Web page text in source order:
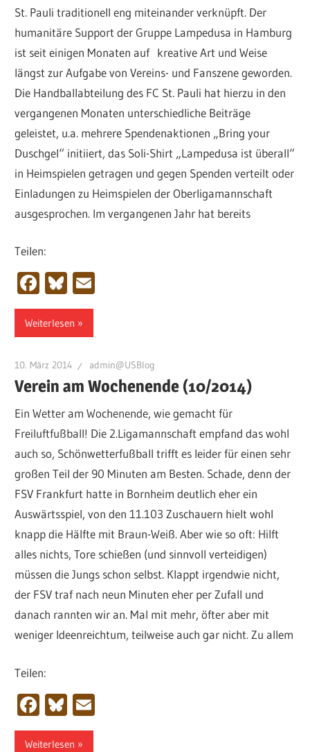
St. Pauli traditionell eng miteinander verknüpft. Der
humanitäre Support der Gruppe Lampedusa in Hamburg
ist seit einigen Monaten auf kreative Art und Weise
längst zur Aufgabe von Vereins- und Fanszene geworden.
Die Handballabteilung des FC St. Pauli hat hierzu in den
vergangenen Monaten unterschiedliche Beiträge
geleistet, u.a. mehrere Spendenaktionen „Bring your
Duschgel“ initiiert, das Soli-Shirt „Lampedusa ist überall“
in Heimspielen getragen und gegen Spenden verteilt oder
Einladungen zu Heimspielen der Oberligamannschaft
ausgesprochen. Im vergangenen Jahr hat bereits
Teilen:
Facebook
Bluesky
Weiterlesen
10. März 2014 admin@USBlog
Verein am Wochenende (10/2014)
Ein Wetter am Wochenende, wie gemacht für
Freiluftfußball! Die 2.Ligamannschaft empfand das wohl
auch so, Schönwetterfußball trifft es leider für einen sehr
großen Teil der 90 Minuten am Besten. Schade, denn der
FSV Frankfurt hatte in Bornheim deutlich eher ein
Auswärtsspiel, von den 11.103 Zuschauern hielt wohl
knapp die Hälfte mit Braun-Weiß. Aber wie so oft: Hilft
alles nichts, Tore schießen (und sinnvoll verteidigen)
müssen die Jungs schon selbst. Klappt irgendwie nicht,
der FSV traf nach neun Minuten eher per Zufall und
danach rannten wir an. Mal mit mehr, öfter aber mit
weniger Ideenreichtum, teilweise auch gar nicht. Zu allem
Teilen:
Facebook
Bluesky
Weiterlesen